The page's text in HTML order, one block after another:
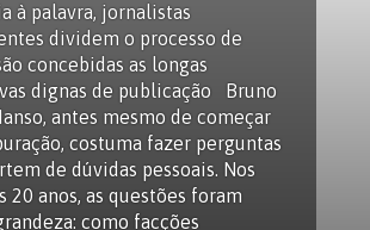
à palavra, jornalistas
dividem o processo de
concebidas as longas
dignas de publicação Bruno
antes mesmo de começar
costuma fazer perguntas
de dúvidas pessoais. Nos
20 anos, as questões foram
como facções